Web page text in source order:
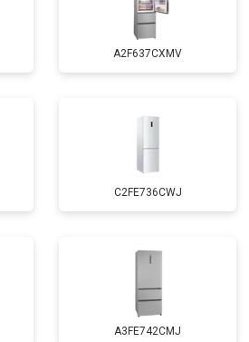
A2F637CXMV
C2FE736CWJ
A3FE742CMJ